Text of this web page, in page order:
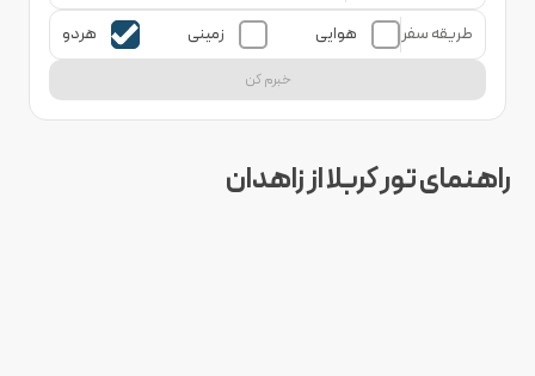
طریقه سفر
هوایی زمینی هردو
خبرم کن
راهنمای تور کربلا از زاهدان